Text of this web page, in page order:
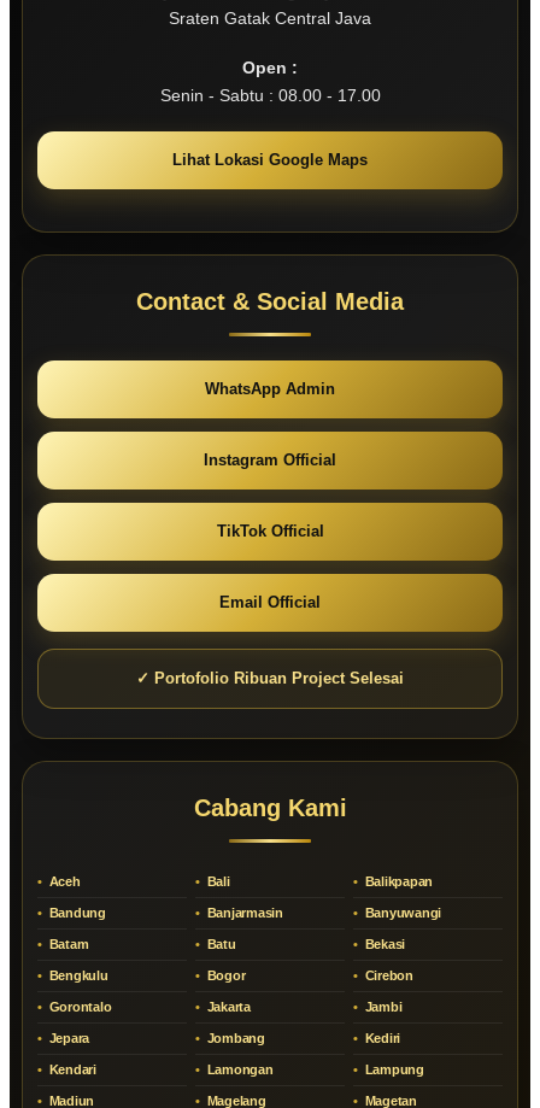
Sraten Gatak Central Java
Open :
Senin - Sabtu : 08.00 - 17.00
Lihat Lokasi Google Maps
Contact & Social Media
WhatsApp Admin
Instagram Official
TikTok Official
Email Official
✓ Portofolio Ribuan Project Selesai
Cabang Kami
Aceh Bali Balikpapan
Bandung Banjarmasin Banyuwangi
Batam Batu Bekasi
Bengkulu Bogor Cirebon
Gorontalo Jakarta Jambi
Jepara Jombang Kediri
Kendari Lamongan Lampung
Madiun Magelang Magetan